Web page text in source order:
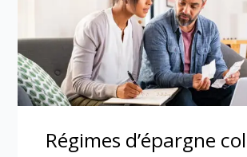
Régimes d’épargne